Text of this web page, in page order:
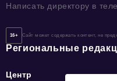
Написать директору в
16+ Сайт может содержать контент, не
Региональные
Центр